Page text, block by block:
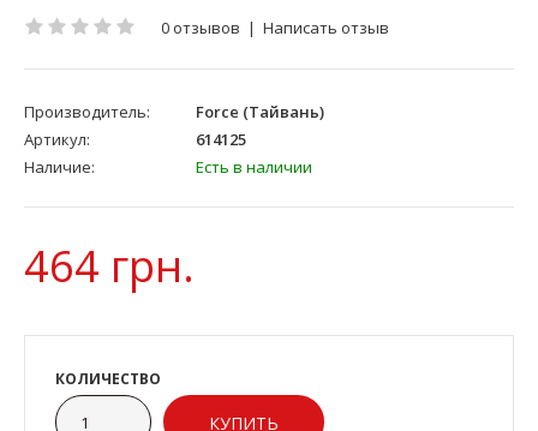
0 отзывов | Написать отзыв
Производитель:
Force (Тайвань)
Артикул:
614125
Наличие:
Есть в наличии
464 грн.
КОЛИЧЕСТВО